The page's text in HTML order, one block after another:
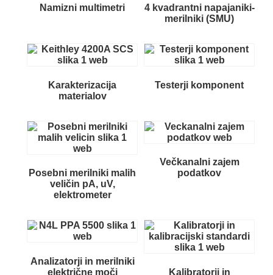
Namizni multimetri
4 kvadrantni napajaniki-
merilniki (SMU)
Karakterizacija
materialov
Testerji komponent
Posebni merilniki malih
veličin pA, uV,
elektrometer
Večkanalni zajem
podatkov
Analizatorji in merilniki
električne moči
Kalibratorji in